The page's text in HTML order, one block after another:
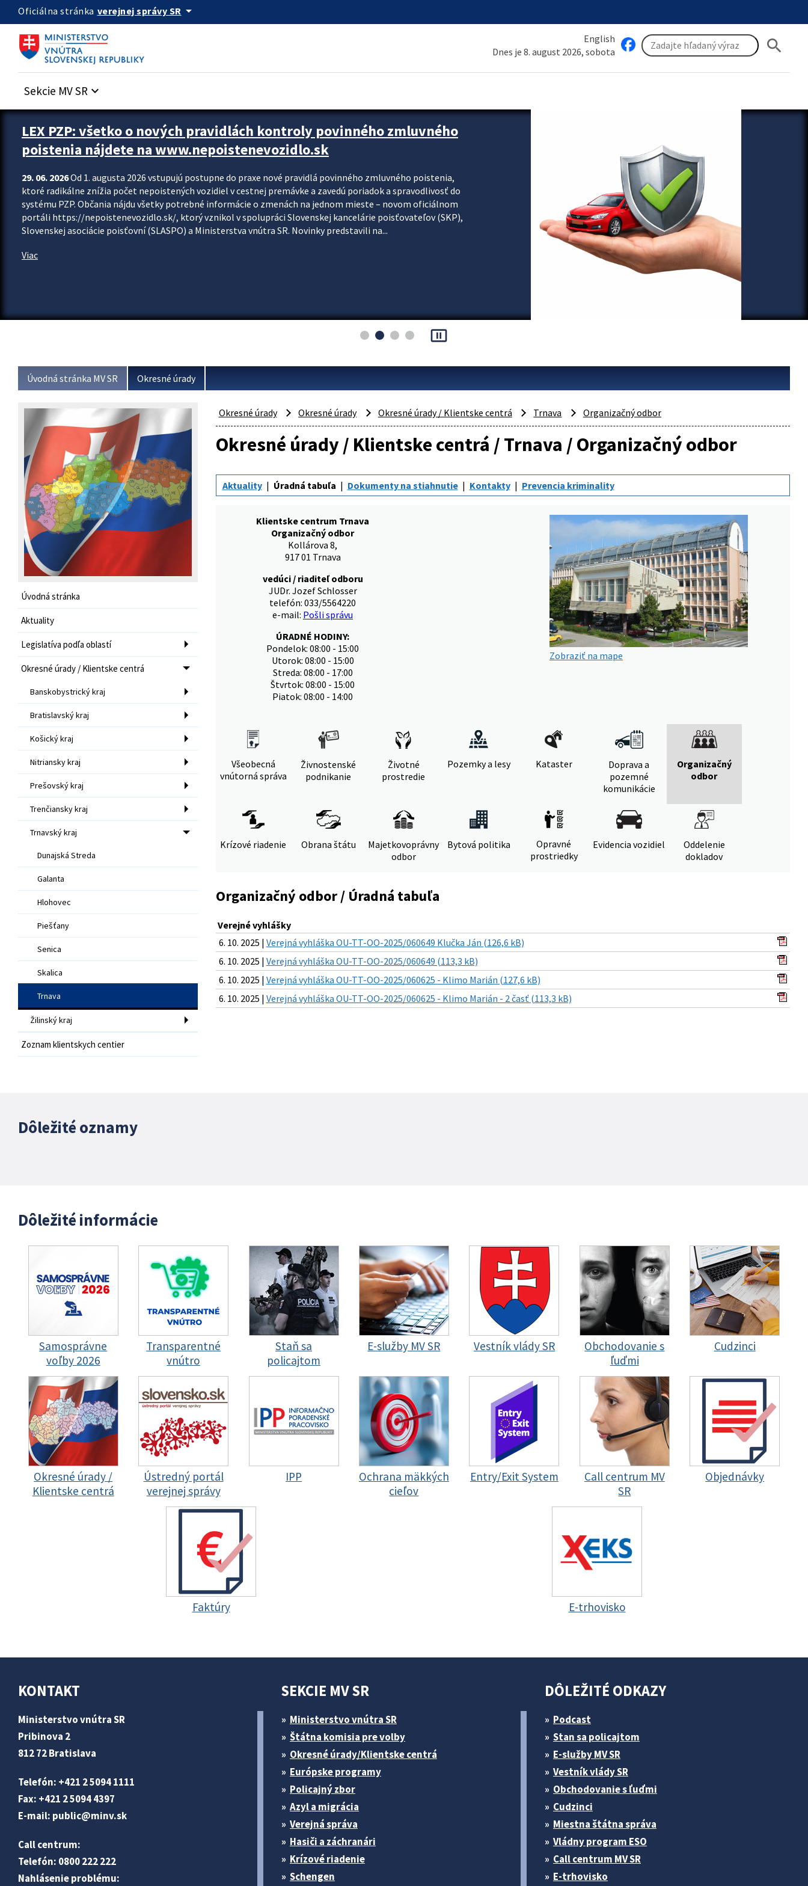
Preskocit na hlavný obsah
Oficiálna stránka verejnej správy SR arrow_drop_down
English
Dnes je 8. august 2026, sobota
search
Sekcie MV SR keyboard_arrow_down
Zastavit automatický posun upútavok
LEX PZP: všetko o nových pravidlách kontroly povinného zmluvného
poistenia nájdete na www.nepoistenevozidlo.sk
29. 06. 2026Od 1. augusta 2026 vstupujú postupne do praxe nové pravidlá povinného zmluvného poistenia,
ktoré radikálne znížia počet nepoistených vozidiel v cestnej premávke a zavedú poriadok a spravodlivosť do
systému PZP. Občania nájdu všetky potrebné informácie o zmenách na jednom mieste – novom oficiálnom
portáli https://nepoistenevozidlo.sk/, ktorý vznikol v spolupráci Slovenskej kancelárie poisťovateľov (SKP),
Slovenskej asociácie poisťovní (SLASPO) a Ministerstva vnútra SR. Novinky predstavili na...
Viac
pause_presentation
Úvodná stránka MV SR Okresné úrady
Úvodná stránka
Aktuality
Legislatíva podľa oblastí
Okresné úrady / Klientske centrá
Banskobystrický kraj
Bratislavský kraj
Košický kraj
Nitriansky kraj
Prešovský kraj
Trenčiansky kraj
Trnavský kraj
Dunajská Streda
Galanta
Hlohovec
Piešťany
Senica
Skalica
Trnava
Žilinský kraj
Zoznam klientskych centier
Okresné úrady Okresné úrady Okresné úrady / Klientske centrá Trnava Organizačný odbor
Okresné úrady / Klientske centrá / Trnava / Organizačný odbor
Aktuality Úradná tabuľa Dokumenty na stiahnutie Kontakty Prevencia kriminality
Klientske centrum Trnava
Organizačný odbor
Kollárova 8,
917 01 Trnava
vedúci / riaditeľ odboru
JUDr. Jozef Schlosser
telefón: 033/5564220
e-mail: Pošli správu
ÚRADNÉ HODINY:
Pondelok: 08:00 - 15:00
Utorok: 08:00 - 15:00
Streda: 08:00 - 17:00
Štvrtok: 08:00 - 15:00
Piatok: 08:00 - 14:00
Zobraziť na mape
Všeobecná
vnútorná správa
Živnostenské
podnikanie
Životné
prostredie
Pozemky a lesy Kataster
Doprava a
pozemné
komunikácie
Organizačný
odbor
Krízové riadenie Obrana štátu
Majetkovoprávny
odbor
Bytová politika
Opravné
prostriedky
Evidencia vozidiel
Oddelenie
dokladov
Organizačný odbor / Úradná tabuľa
Verejné vyhlášky
6. 10. 2025 | Verejná vyhláška OU-TT-OO-2025/060649 Klučka Ján (126,6 kB)
6. 10. 2025 | Verejná vyhláška OU-TT-OO-2025/060649 (113,3 kB)
6. 10. 2025 | Verejná vyhláška OU-TT-OO-2025/060625 - Klimo Marián (127,6 kB)
6. 10. 2025 | Verejná vyhláška OU-TT-OO-2025/060625 - Klimo Marián - 2 časť (113,3 kB)
Dôležité oznamy
Dôležité informácie
Samosprávne
voľby 2026
Transparentné
vnútro
Staň sa
policajtom
E-služby MV SR Vestník vlády SR
Obchodovanie s
ľuďmi
Cudzinci
Okresné úrady /
Klientske centrá
Ústredný portál
verejnej správy
IPP
Ochrana mäkkých
cieľov
Entry/Exit System
Call centrum MV
SR
Objednávky
Faktúry E-trhovisko
KONTAKT
Ministerstvo vnútra SR
Pribinova 2
812 72 Bratislava
Telefón: +421 2 5094 1111
Fax: +421 2 5094 4397
E-mail: public@minv.sk
Call centrum:
Telefón: 0800 222 222
Nahlásenie problému:
SEKCIE MV SR
Ministerstvo vnútra SR
Štátna komisia pre volby
Okresné úrady/Klientske centrá
Európske programy
Policajný zbor
Azyl a migrácia
Verejná správa
Hasiči a záchranári
Krízové riadenie
Schengen
DÔLEŽITÉ ODKAZY
Podcast
Stan sa policajtom
E-služby MV SR
Vestník vlády SR
Obchodovanie s ľuďmi
Cudzinci
Miestna štátna správa
Vládny program ESO
Call centrum MV SR
E-trhovisko